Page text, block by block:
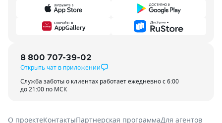
8 800 707-39-02
Открыть чат в приложении
Служба заботы о клиентах работает ежедневно с 6:00
до 21:00 по МСК
О проектеКонтактыПартнерская программаДля агентов